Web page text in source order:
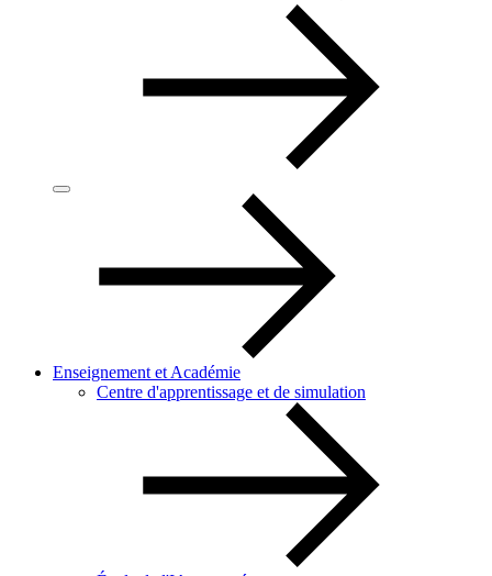
Enseignement et Académie
Centre d'apprentissage et de simulation